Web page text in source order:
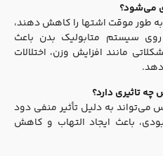
می‌شود؟
طور موقت اشتها را کاهش دهند،
سیستم متابولیک بدن باعث
مانند افزایش وزن، اختلالات
تاثیری دارد؟
به دلیل تأثیر منفی دود
باعث ایجاد التهاب و کاهش